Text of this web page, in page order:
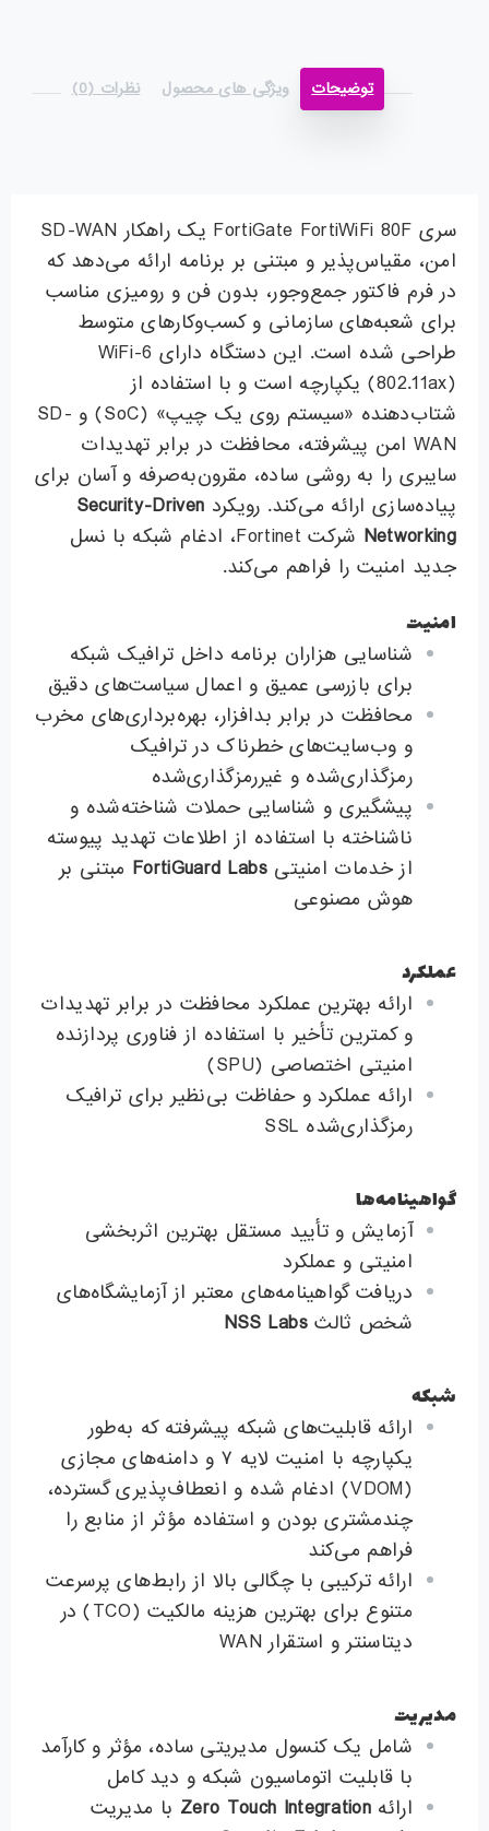
توضیحات ویژگی های محصول نظرات (0)
سری FortiGate FortiWiFi 80F یک راهکار SD-WAN
امن، مقیاس‌پذیر و مبتنی بر برنامه ارائه می‌دهد که
در فرم فاکتور جمع‌وجور، بدون فن و رومیزی مناسب
برای شعبه‌های سازمانی و کسب‌وکارهای متوسط
طراحی شده است. این دستگاه دارای WiFi-6
(802.11ax) یکپارچه است و با استفاده از
شتاب‌دهنده «سیستم روی یک چیپ» (SoC) و SD-
WAN امن پیشرفته، محافظت در برابر تهدیدات
سایبری را به روشی ساده، مقرون‌به‌صرفه و آسان برای
پیاده‌سازی ارائه می‌کند. رویکرد Security-Driven
Networking
شرکت Fortinet، ادغام شبکه با نسل
جدید امنیت را فراهم می‌کند.
امنیت
شناسایی هزاران برنامه داخل ترافیک شبکه
برای بازرسی عمیق و اعمال سیاست‌های دقیق
محافظت در برابر بدافزار، بهره‌برداری‌های مخرب
و وب‌سایت‌های خطرناک در ترافیک
رمزگذاری‌شده و غیررمزگذاری‌شده
پیشگیری و شناسایی حملات شناخته‌شده و
ناشناخته با استفاده از اطلاعات تهدید پیوسته
از خدمات امنیتیFortiGuard Labs مبتنی بر
هوش مصنوعی
عملکرد
ارائه بهترین عملکرد محافظت در برابر تهدیدات
و کمترین تأخیر با استفاده از فناوری پردازنده
امنیتی اختصاصی (SPU)
ارائه عملکرد و حفاظت بی‌نظیر برای ترافیک
رمزگذاری‌شده SSL
گواهینامه‌ها
آزمایش و تأیید مستقل بهترین اثربخشی
امنیتی و عملکرد
دریافت گواهینامه‌های معتبر از آزمایشگاه‌های
شخص ثالث NSS Labs
شبکه
ارائه قابلیت‌های شبکه پیشرفته که به‌طور
یکپارچه با امنیت لایه ۷ و دامنه‌های مجازی
(VDOM) ادغام شده و انعطاف‌پذیری گسترده،
چندمشتری بودن و استفاده مؤثر از منابع را
فراهم می‌کند
ارائه ترکیبی با چگالی بالا از رابط‌های پرسرعت
متنوع برای بهترین هزینه مالکیت (TCO) در
دیتاسنتر و استقرار WAN
مدیریت
شامل یک کنسول مدیریتی ساده، مؤثر و کارآمد
با قابلیت اتوماسیون شبکه و دید کامل
ارائه Zero Touch Integration با مدیریت